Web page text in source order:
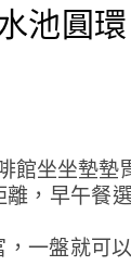
池圓環
館坐坐墊墊
，早午餐
一盤就可